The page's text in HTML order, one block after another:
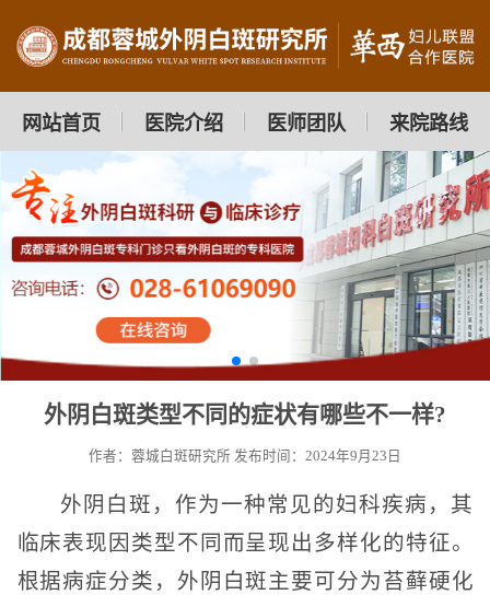
网站首页 医院介绍 医师团队 来院路线
外阴白斑类型不同的症状有哪些不一样?
作者：蓉城白斑研究所 发布时间：2024年9月23日
外阴白斑，作为一种常见的妇科疾病，其
临床表现因类型不同而呈现出多样化的特征。
根据病症分类，外阴白斑主要可分为苔藓硬化